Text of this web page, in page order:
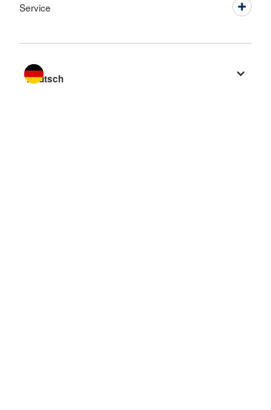
Service
Sprache wechseln zu